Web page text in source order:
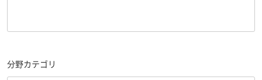
分野カテゴリ